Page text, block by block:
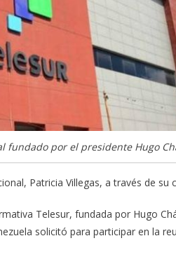
fundado por el presidente Hugo
Patricia Villegas, a través de su
Telesur, fundada por Hugo
solicitó para participar en la